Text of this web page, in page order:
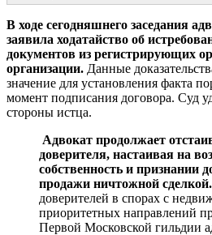
В ходе сегодняшнего заседания
заявила ходатайство об
документов из регистрирующих
организации. Данные
значение для установления факта
момент подписания договора. Суд
стороны истца.
Адвокат продолжает
доверителя, настаивая на
собственность и признании
продажи ничтожной сделкой.
доверителей в спорах с
приоритетных направлений
Первой Московской гильдии